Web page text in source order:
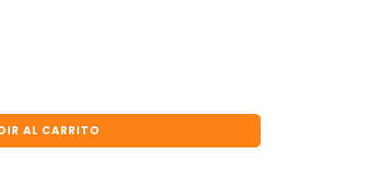
Monocomando cantidad
AL CARRITO